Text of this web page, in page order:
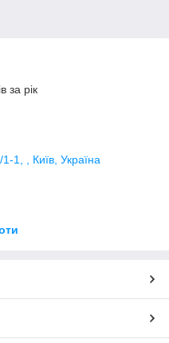
за рік
1, , Київ, Україна